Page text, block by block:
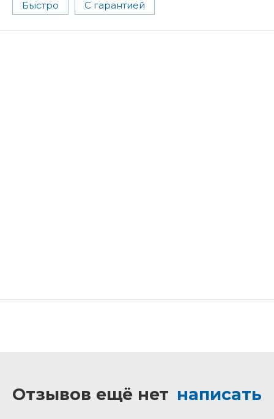
Быстро С гарантией
Отзывов ещё нет написать